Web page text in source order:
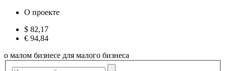
О проекте
$ 82,17
€ 94,84
о малом бизнесе для малого бизнеса